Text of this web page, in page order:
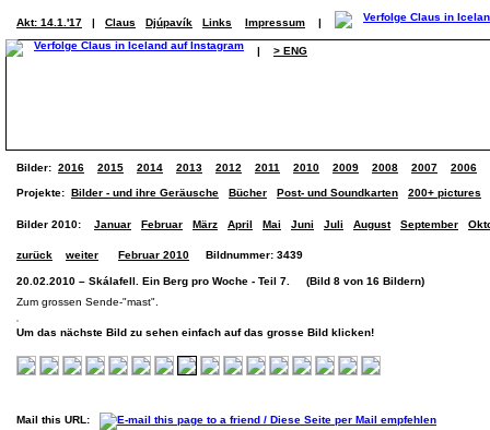
Akt: 14.1.'17 | Claus Djúpavík Links Impressum |
| > ENG
Bilder: 2016 2015 2014 2013 2012 2011 2010 2009 2008 2007 2006
Projekte: Bilder - und ihre Geräusche Bücher Post- und Soundkarten 200+ pictures
Bilder 2010: Januar Februar März April Mai Juni Juli August September
zurück weiter Februar 2010 Bildnummer: 3439
20.02.2010 – Skálafell. Ein Berg pro Woche - Teil 7. (Bild 8 von 16 Bildern)
Zum grossen Sende-"mast".
Um das nächste Bild zu sehen einfach auf das grosse Bild klicken!
Mail this URL: